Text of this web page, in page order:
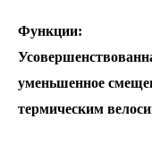
Функции:
уменьшенное
термическим